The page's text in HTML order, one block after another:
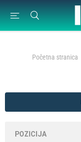
Početna stranica